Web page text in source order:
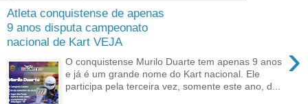
Atleta conquistense de apenas
9 anos disputa campeonato
nacional de Kart VEJA
›
O conquistense Murilo Duarte tem apenas 9 anos
e já é um grande nome do Kart nacional. Ele
participa pela terceira vez, somente este ano, d...